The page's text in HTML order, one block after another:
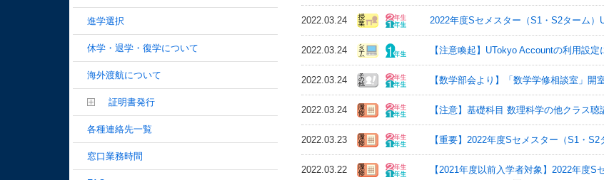
2022.03.24 2022年度Sセメスター（S1・S2ターム）
2022.03.24 【注意喚起】UTokyo Accountの利用設定
2022.03.24 【数学部会より】「数学学修相談室」開
2022.03.24 【注意】基礎科目 数理科学の他クラス
2022.03.23 【重要】2022年度Sセメスター（S1・
2022.03.22
【2021年度以前入学者対象】2022年度
進学選択
休学・退学・復学について
海外渡航について
証明書発行
各種連絡先一覧
窓口業務時間